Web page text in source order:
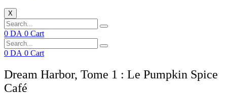
X
0 DA 0 Cart
0 DA 0 Cart
Dream Harbor, Tome 1 : Le Pumpkin Spice
Café